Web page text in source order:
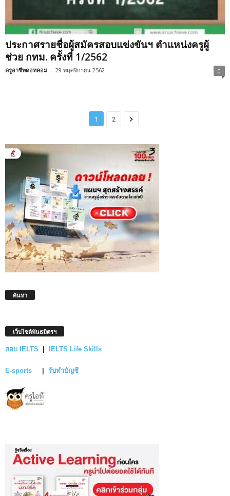
ประกาศรายชื่อผู้สมัครสอบแข่งขันฯ ตำแหน่งครูผู้
ช่วย กทม. ครั้งที่ 1/2562
ครูอาชีพดอทคอม - 29 พฤศจิกายน 2562 0
1 2
ค้นหา
เว็บไซต์พันธมิตรฯ
สอบ IELTS IELTS Life Skills
E-sports รับทำบัญชี